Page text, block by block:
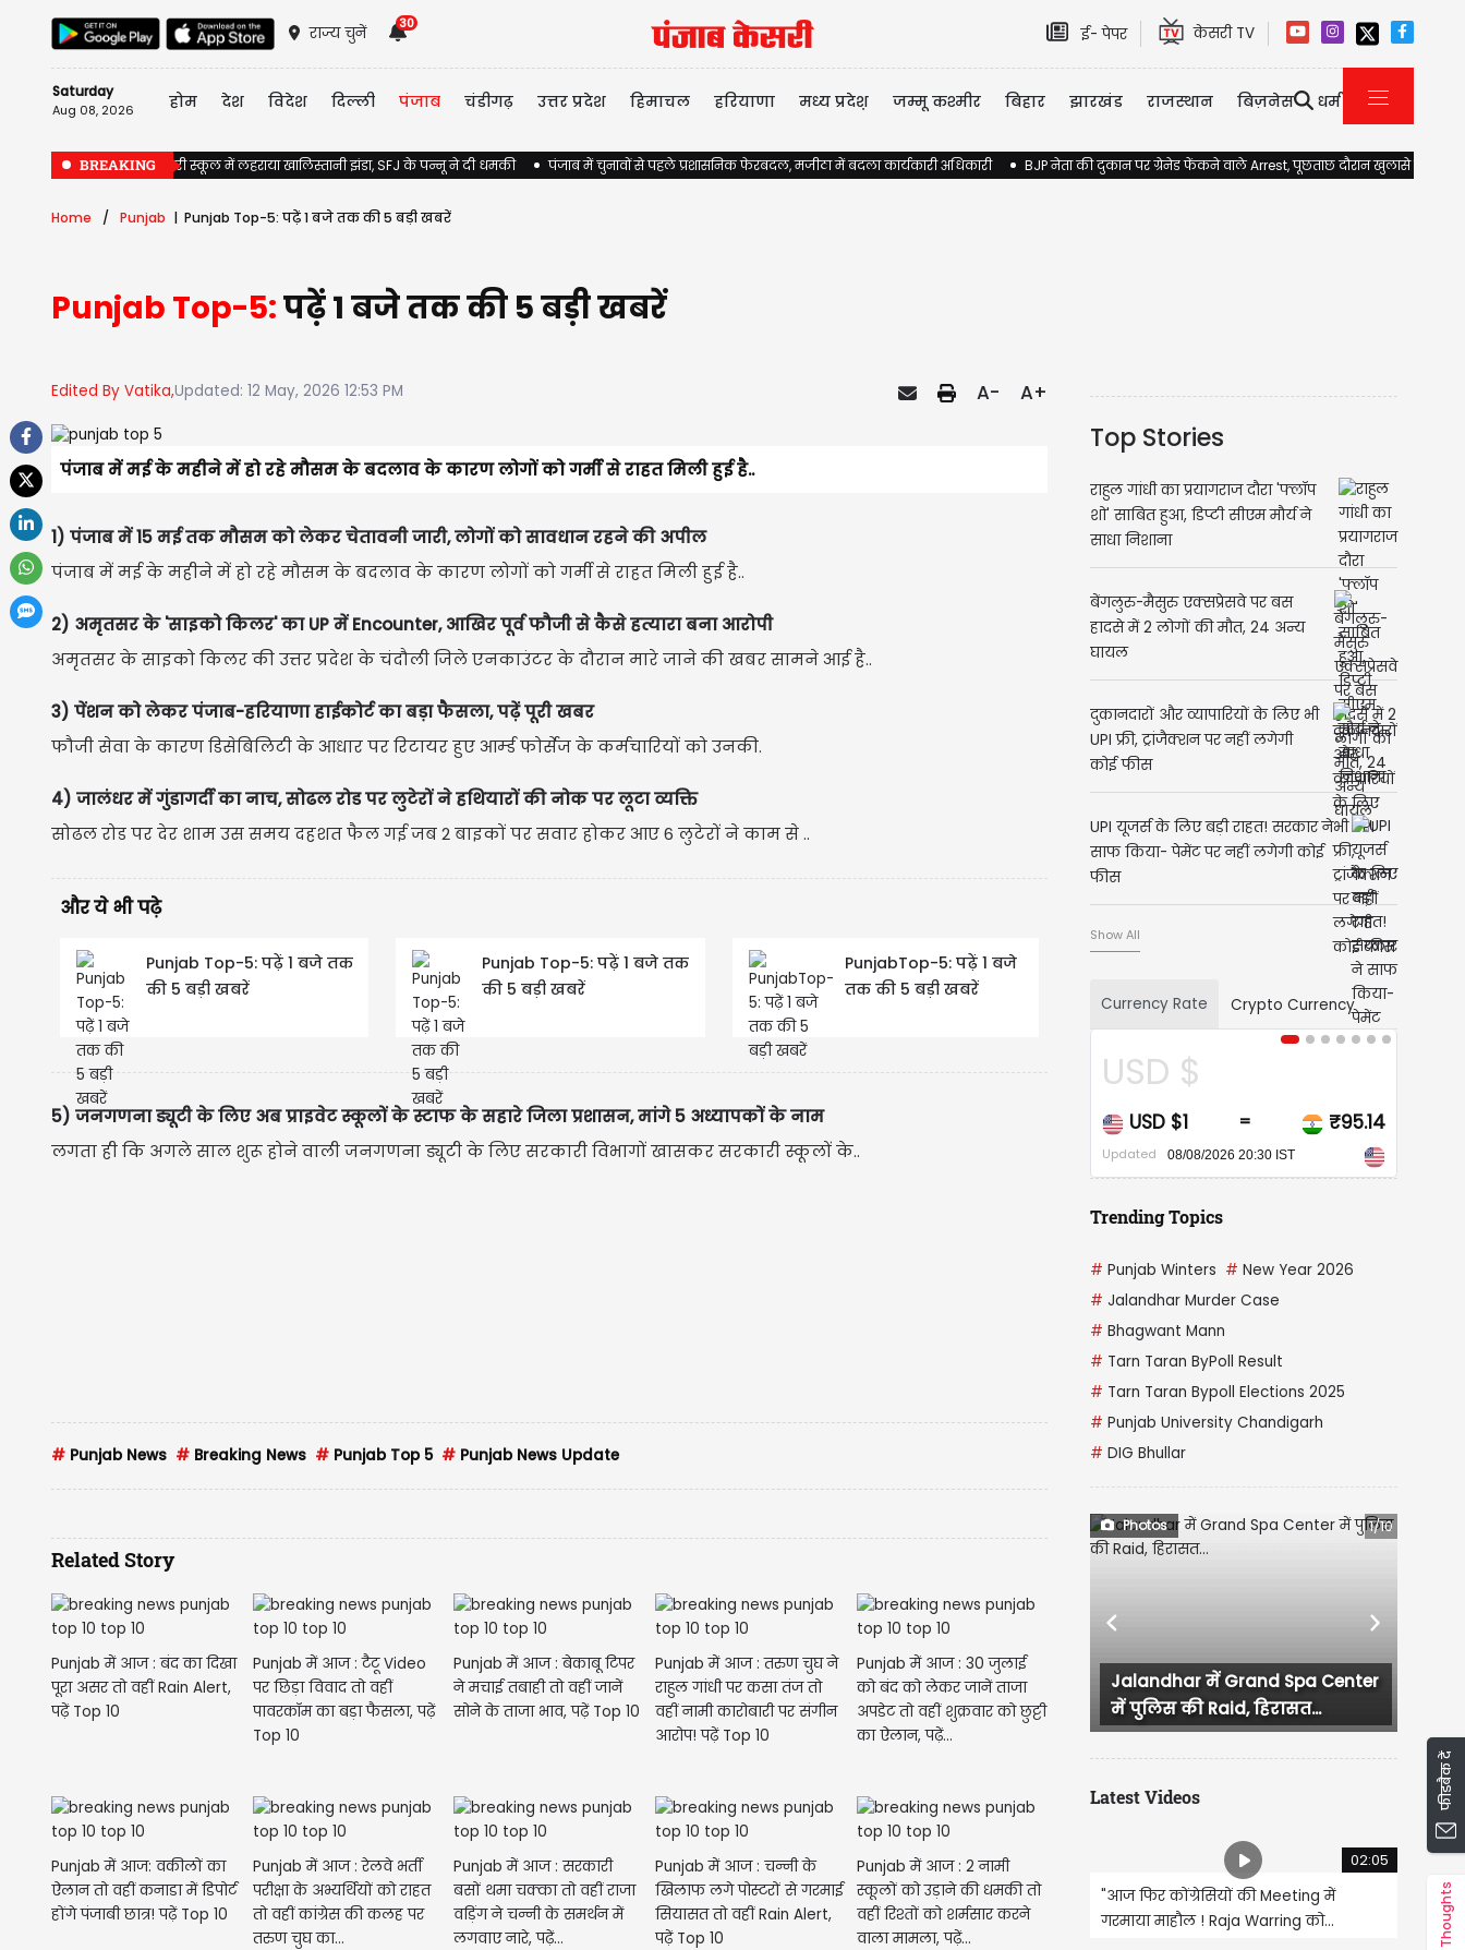
राज्य चुनें
30
ई- पेपर केसरी TV
Saturday
Aug 08, 2026 होम देश विदेश दिल्ली पंजाब चंडीगढ़ उत्तर प्रदेश हिमाचल हरियाणा मध्य प्रदेश़ जम्मू कश्मीर बिहार झारखंड राजस्थान बिज़नेस धर्म
BREAKING
Jalandhar के सरकारी स्कूल में लहराया खालिस्तानी झंडा, SFJ के पन्नू ने दी धमकी पंजाब में चुनावों से पहले प्रशासनिक फेरबदल, मजीठा में बदला कार्यकारी अधिकारी BJP नेता की दुकान पर ग्रेनेड फेंकने वाले Arrest, पूछताछ दौरान खुलासे होने की
Home Punjab Punjab Top-5: पढ़ें 1 बजे तक की 5 बड़ी खबरें
Punjab Top-5:पढ़ें 1 बजे तक की 5 बड़ी खबरें
Edited By Vatika,Updated: 12 May, 2026 12:53 PM A- A+
पंजाब में मई के महीने में हो रहे मौसम के बदलाव के कारण लोगों को गर्मी से राहत मिली हुई है..
1) पंजाब में 15 मई तक मौसम को लेकर चेतावनी जारी, लोगों को सावधान रहने की अपील
पंजाब में मई के महीने में हो रहे मौसम के बदलाव के कारण लोगों को गर्मी से राहत मिली हुई है..
2) अमृतसर के 'साइको किलर' का UP में Encounter, आखिर पूर्व फौजी से कैसे हत्यारा बना आरोपी
अमृतसर के साइको किलर की उत्तर प्रदेश के चंदौली जिले एनकाउंटर के दौरान मारे जाने की खबर सामने आई है..
3) पेंशन को लेकर पंजाब-हरियाणा हाईकोर्ट का बड़ा फैसला, पढ़ें पूरी खबर
फौजी सेवा के कारण डिसेबिलिटी के आधार पर रिटायर हुए आर्म्ड फोर्सेज के कर्मचारियों को उनकी.
4) जालंधर में गुंडागर्दी का नाच, सोढल रोड पर लुटेरों ने हथियारों की नोक पर लूटा व्यक्ति
सोढल रोड पर देर शाम उस समय दहशत फैल गई जब 2 बाइकों पर सवार होकर आए 6 लुटेरों ने काम से ..
और ये भी पढ़े
Punjab Top-5: पढ़ें 1 बजे तक
की 5 बड़ी खबरें
Punjab Top-5: पढ़ें 1 बजे तक
की 5 बड़ी खबरें
PunjabTop-5: पढ़ें 1 बजे
तक की 5 बड़ी खबरें
5) जनगणना ड्यूटी के लिए अब प्राइवेट स्कूलों के स्टाफ के सहारे जिला प्रशासन, मांगे 5 अध्यापकों के नाम
लगता ही कि अगले साल शुरू होने वाली जनगणना ड्यूटी के लिए सरकारी विभागों खासकर सरकारी स्कूलों के..
# Punjab News # Breaking News # Punjab Top 5 # Punjab News Update
Related Story
Punjab में आज : बंद का दिखा
पूरा असर तो वहीं Rain Alert,
पढ़ें Top 10
Punjab में आज : टैटू Video
पर छिड़ा विवाद तो वहीं
पावरकॉम का बड़ा फैसला, पढ़ें
Top 10
Punjab में आज : बेकाबू टिपर
ने मचाई तबाही तो वहीं जानें
सोने के ताजा भाव, पढ़ें Top 10
Punjab में आज : तरुण चुघ ने
राहुल गांधी पर कसा तंज तो
वहीं नामी कारोबारी पर संगीन
आरोप! पढ़ें Top 10
Punjab में आज : 30 जुलाई
को बंद को लेकर जानें ताजा
अपडेट तो वहीं शुक्रवार को छुट्टी
का ऐलान, पढ़ें...
Punjab में आज: वकीलों का
ऐलान तो वहीं कनाडा में डिपोर्ट
होंगे पंजाबी छात्र! पढ़ें Top 10
Punjab में आज : रेलवे भर्ती
परीक्षा के अभ्यर्थियों को राहत
तो वहीं कांग्रेस की कलह पर
तरुण चुघ का...
Punjab में आज : सरकारी
बसों थमा चक्का तो वहीं राजा
वड़िंग ने चन्नी के समर्थन में
लगवाए नारे, पढ़ें...
Punjab में आज : चन्नी के
खिलाफ लगे पोस्टरों से गरमाई
सियासत तो वहीं Rain Alert,
पढ़ें Top 10
Punjab में आज : 2 नामी
स्कूलों को उड़ाने की धमकी तो
वहीं रिश्तों को शर्मसार करने
वाला मामला, पढ़ें...
Top Stories
राहुल गांधी का प्रयागराज दौरा 'फ्लॉप
शो' साबित हुआ, डिप्टी सीएम मौर्य ने
साधा निशाना
बेंगलुरु-मैसुरु एक्सप्रेसवे पर बस
हादसे में 2 लोगों की मौत, 24 अन्य
घायल
दुकानदारों और व्यापारियों के लिए भी
UPI फ्री, ट्रांजैक्शन पर नहीं लगेगी
कोई फीस
UPI यूजर्स के लिए बड़ी राहत! सरकार ने
साफ किया- पेमेंट पर नहीं लगेगी कोई
फीस
Show All
Currency Rate Crypto Currency
= ₹95.14
08/08/2026 20:30 IST
CAD $1
08/08/2026
Trending Topics
# Punjab Winters # New Year 2026
# Jalandhar Murder Case
# Bhagwant Mann
# Tarn Taran ByPoll Result
# Tarn Taran Bypoll Elections 2025
# Punjab University Chandigarh
# DIG Bhullar
Photos 1/10
Jalandhar में Grand Spa Center
में पुलिस की Raid, हिरासत...
लुधियाना में कांग्रेस
हंगामा, प्रदेश...
Previous Next
Latest Videos
02:05
"आज फिर कोंग्रेसियों की Meeting में
गरमाया माहौल ! Raja Warring को...
फीडबैक दें
Thoughts